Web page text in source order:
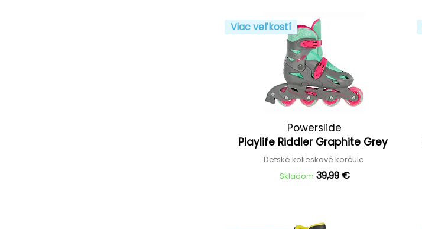
Viac veľkostí
Powerslide
Playlife Riddler Graphite Grey
Detské kolieskové korčule
Skladom 39,99 €